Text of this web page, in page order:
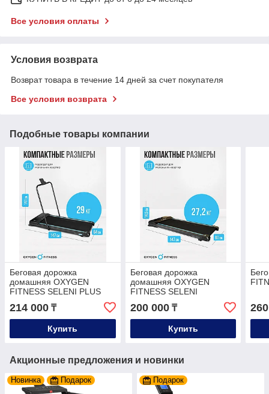
Все условия оплаты
Условия возврата
Возврат товара в течение 14 дней за счет покупателя
Все условия возврата
Подобные товары компании
Беговая дорожка
домашняя OXYGEN
FITNESS SELENI PLUS
214 000 ₸
Купить
Беговая дорожка
домашняя OXYGEN
FITNESS SELENI
200 000₸
Купить
Акционные предложения и новинки
Новинка Подарок Подарок